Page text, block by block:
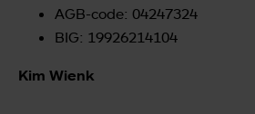
AGB-code: 04247324
BIG: 19926214104
Kim Wienk